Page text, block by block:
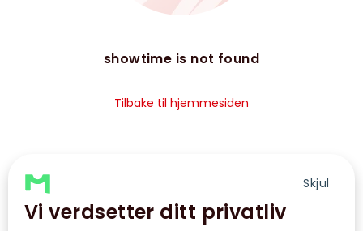
Skjul
Vi verdsetter ditt privatliv
showtime is not found
Tilbake til hjemmesiden